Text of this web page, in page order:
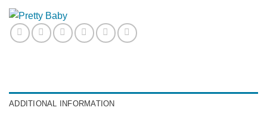
ADDITIONAL INFORMATION